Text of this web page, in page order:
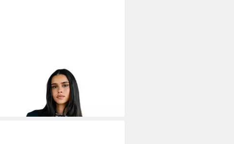
Jackenblazer Maria Crown - lässiger
Oversize Blazer - Freeman T. Porter
189,00 €